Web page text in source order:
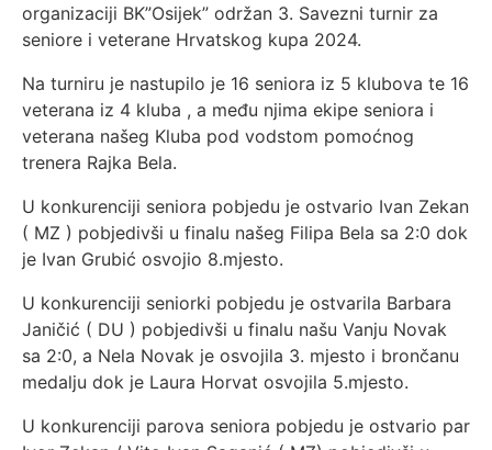
organizaciji BK”Osijek” održan 3. Savezni turnir za
seniore i veterane Hrvatskog kupa 2024.
Na turniru je nastupilo je 16 seniora iz 5 klubova te 16
veterana iz 4 kluba , a među njima ekipe seniora i
veterana našeg Kluba pod vodstom pomoćnog
trenera Rajka Bela.
U konkurenciji seniora pobjedu je ostvario Ivan Zekan
( MZ ) pobjedivši u finalu našeg Filipa Bela sa 2:0 dok
je Ivan Grubić osvojio 8.mjesto.
U konkurenciji seniorki pobjedu je ostvarila Barbara
Janičić ( DU ) pobjedivši u finalu našu Vanju Novak
sa 2:0, a Nela Novak je osvojila 3. mjesto i brončanu
medalju dok je Laura Horvat osvojila 5.mjesto.
U konkurenciji parova seniora pobjedu je ostvario par